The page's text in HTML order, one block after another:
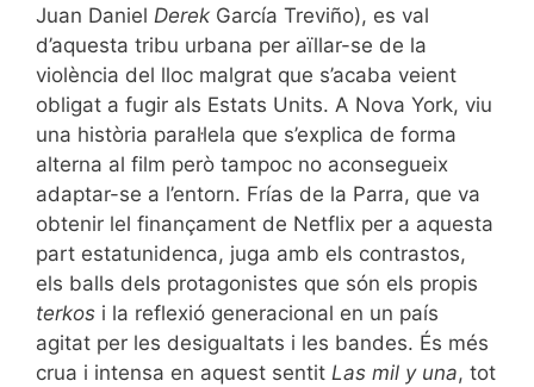
Juan Daniel Derek García Treviño), es val
d’aquesta tribu urbana per aïllar-se de la
violència del lloc malgrat que s’acaba veient
obligat a fugir als Estats Units. A Nova York, viu
una història paral·lela que s’explica de forma
alterna al film però tampoc no aconsegueix
adaptar-se a l’entorn. Frías de la Parra, que va
obtenir lel finançament de Netflix per a aquesta
part estatunidenca, juga amb els contrastos,
els balls dels protagonistes que són els propis
terkos i la reflexió generacional en un país
agitat per les desigualtats i les bandes. És més
crua i intensa en aquest sentit Las mil y una, tot